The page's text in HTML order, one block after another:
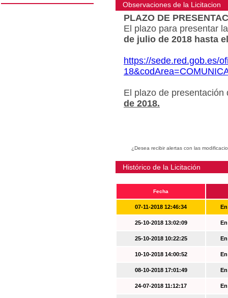
Observaciones de la Licitacion
PLAZO DE
El plazo para presentar
de julio de 2018 hasta
https://sede.red.gob.es/
El plazo de
de 2018.
¿Desea recibir alertas con las
Histórico de la Licitación
Fecha
07-11-2018 12:46:34
25-10-2018 13:02:09
25-10-2018 10:22:25
10-10-2018 14:00:52
08-10-2018 17:01:49
24-07-2018 11:12:17